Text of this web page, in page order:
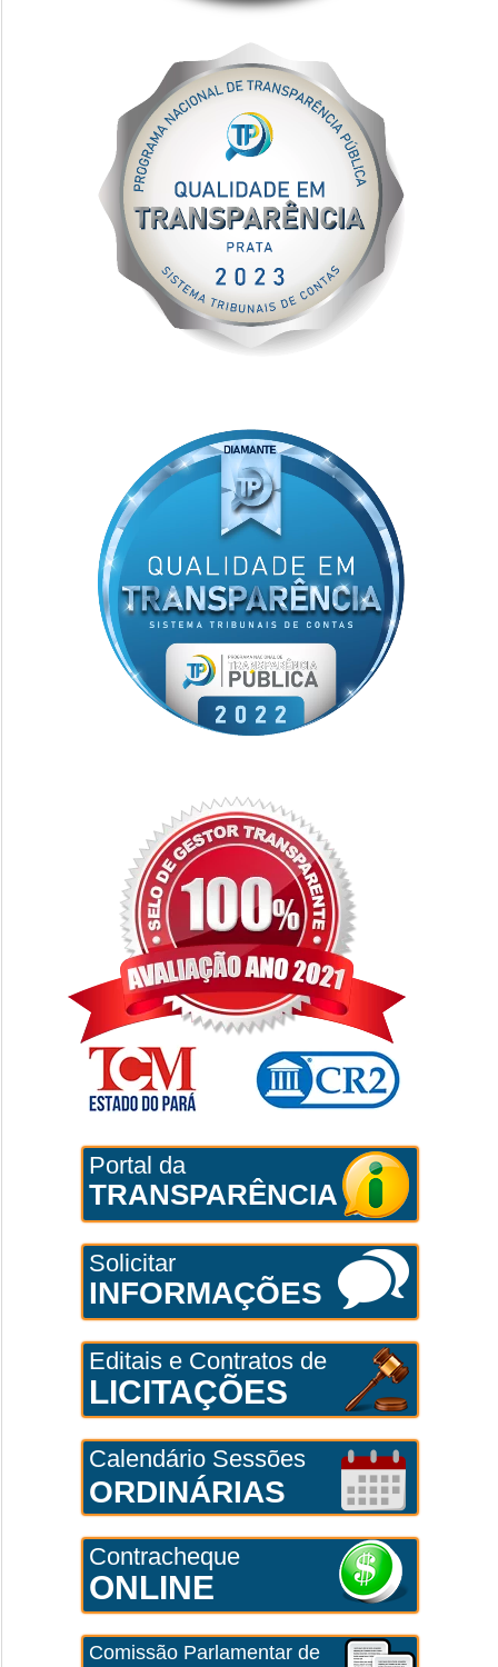
Portal da
TRANSPARÊNCIA
Solicitar
INFORMAÇÕES
Editais e Contratos de
LICITAÇÕES
Calendário Sessões
ORDINÁRIAS
Contracheque
ONLINE
Comissão Parlamentar de